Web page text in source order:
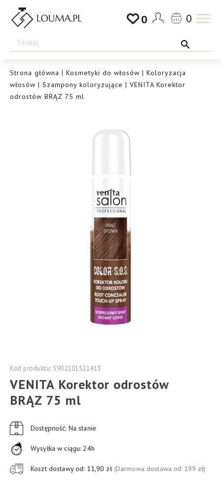
Przejdź
Drogeria
Louma.pl
0 0
Strona główna | Kosmetyki do włosów | Koloryzacja
włosów | Szampony koloryzujące | VENITA Korektor
odrostów BRĄZ 75 ml
Kod produktu: 5902101521413
VENITA Korektor odrostów
BRĄZ 75 ml
Dostępność: Na stanie
Wysyłka w ciągu: 24h
Koszt dostawy od: 11,90 zł (Darmowa dostawa od 199 zł)